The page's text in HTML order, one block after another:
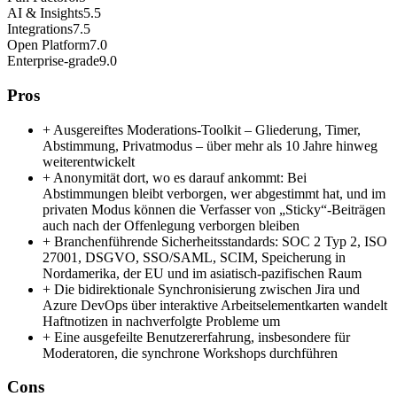
AI & Insights5.5
Integrations7.5
Open Platform7.0
Enterprise-grade9.0
Pros
+ Ausgereiftes Moderations-Toolkit – Gliederung, Timer,
Abstimmung, Privatmodus – über mehr als 10 Jahre hinweg
weiterentwickelt
+ Anonymität dort, wo es darauf ankommt: Bei
Abstimmungen bleibt verborgen, wer abgestimmt hat, und im
privaten Modus können die Verfasser von „Sticky“-Beiträgen
auch nach der Offenlegung verborgen bleiben
+ Branchenführende Sicherheitsstandards: SOC 2 Typ 2, ISO
27001, DSGVO, SSO/SAML, SCIM, Speicherung in
Nordamerika, der EU und im asiatisch-pazifischen Raum
+ Die bidirektionale Synchronisierung zwischen Jira und
Azure DevOps über interaktive Arbeitselementkarten wandelt
Haftnotizen in nachverfolgte Probleme um
+ Eine ausgefeilte Benutzererfahrung, insbesondere für
Moderatoren, die synchrone Workshops durchführen
Cons